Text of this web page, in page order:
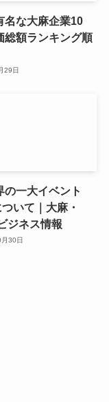
名な大麻企業10
総額ランキング順
29日
の一大イベント
いて｜大麻・
ジネス情報
30日